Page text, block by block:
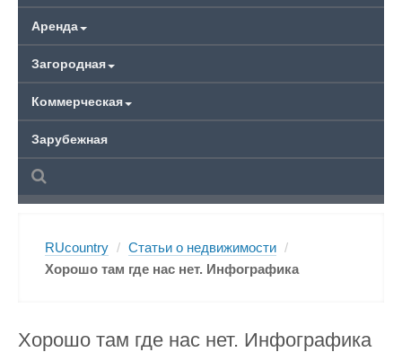
Аренда
Загородная
Коммерческая
Зарубежная
RUcountry / Статьи о недвижимости /
Хорошо там где нас нет. Инфографика
Хорошо там где нас нет. Инфографика